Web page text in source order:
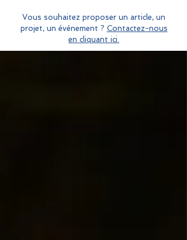
Vous souhaitez proposer un article, un
projet, un événement ? Contactez-nous
en cliquant ici.